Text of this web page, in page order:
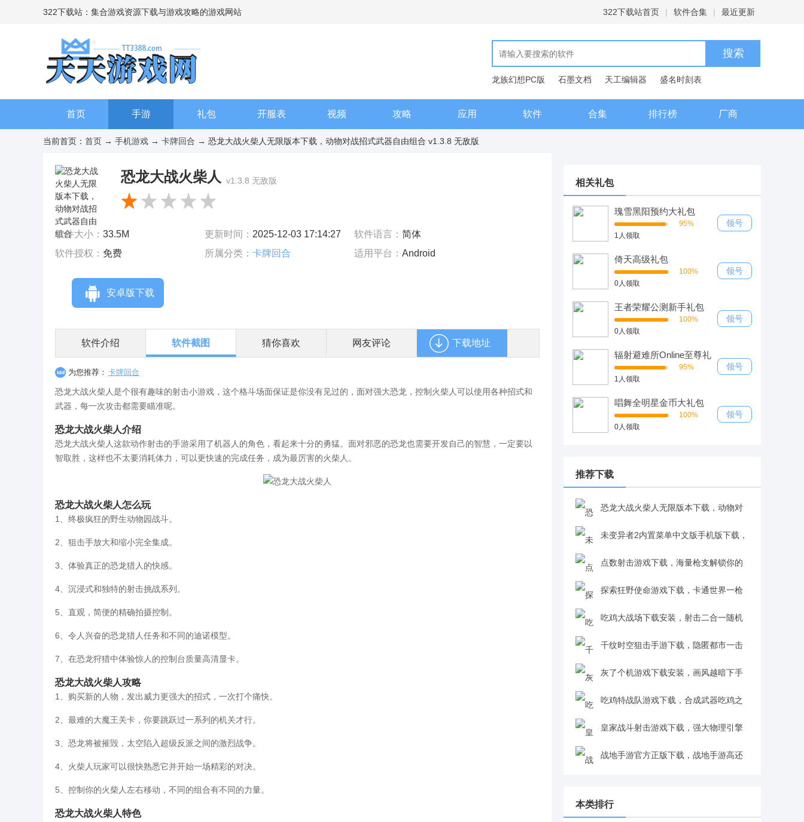
322下载站：集合游戏资源下载与游戏攻略的游戏网站 322下载站首页 | 软件合集 | 最近更新
龙族幻想PC版 石墨文档 天工编辑器
盛名时刻表
现代汉语词典
首页 手游 礼包 开服表 视频 攻略 应用 软件 合集 排行榜 厂商
当前首页： 首页 → 手机游戏 → 卡牌回合 → 恐龙大战火柴人无限版本下载，动物对战招式武器自由组合 v1.3.8 无敌版
恐龙大战火柴人 v1.3.8 无敌版
软件大小： 33.5M 更新时间： 2025-12-03 17:14:27 软件语言： 简体
软件授权： 免费 所属分类： 卡牌回合 适用平台： Android
安卓版下载
软件介绍 软件截图 猜你喜欢 网友评论 下载地址
为您推荐： 卡牌回合
恐龙大战火柴人是个很有趣味的射击小游戏，这个格斗场面保证是你没有见过的，面对强大恐龙，控制火柴人可以使用各种招式和
武器，每一次攻击都需要瞄准呢。
恐龙大战火柴人介绍
恐龙大战火柴人这款动作射击的手游采用了机器人的角色，看起来十分的勇猛。面对邪恶的恐龙也需要开发自己的智慧，一定要以
智取胜，这样也不太要消耗体力，可以更快速的完成任务，成为最厉害的火柴人。
恐龙大战火柴人怎么玩
1、终极疯狂的野生动物园战斗。
2、狙击手放大和缩小完全集成。
3、体验真正的恐龙猎人的快感。
4、沉浸式和独特的射击挑战系列。
5、直观，简便的精确拍摄控制。
6、令人兴奋的恐龙猎人任务和不同的迪诺模型。
7、在恐龙狩猎中体验惊人的控制台质量高清显卡。
恐龙大战火柴人攻略
1、购买新的人物，发出威力更强大的招式，一次打个痛快。
2、最难的大魔王关卡，你要跳跃过一系列的机关才行。
3、恐龙将被摧毁，太空陷入超级反派之间的激烈战争。
4、火柴人玩家可以很快熟悉它并开始一场精彩的对决。
5、控制你的火柴人左右移动，不同的组合有不同的力量。
恐龙大战火柴人特色
相关礼包
瑰雪黑阳预约大礼包
95%
1人领取
领号
倚天高级礼包
100%
0人领取
领号
王者荣耀公测新手礼包
100%
0人领取
领号
辐射避难所Online至尊礼
包
95%
1人领取
领号
唱舞全明星金币大礼包
100%
0人领取
领号
推荐下载
恐龙大战火柴人无限版本下载，动物对
战招式武器自由组合v1.3.8 无敌版
未变异者2内置菜单中文版手机版下载，
像素求生联机对战新体验v1.2.877 联机版
点数射击游戏下载，海量枪支解锁你的
最强火力v1.0 安卓版
探索狂野使命游戏下载，卡通世界一枪
爆头爽快射击v1.2.2 安卓版
吃鸡大战场下载安装，射击二合一随机
开局超有趣v1.0.0 安卓版
千纹时空狙击手游下载，隐匿都市一击
致命v2.0.2.404.401.0218 安卓版
灰了个机游戏下载安装，画风越暗下手
越狠v1.0 安卓版
吃鸡特战队游戏下载，合成武器吃鸡之
王v1.0.0 安卓版
皇家战斗射击游戏下载，强大物理引擎
沉浸对战v5.5.2 中文版
战地手游官方正版下载，战地手游高还
本类排行